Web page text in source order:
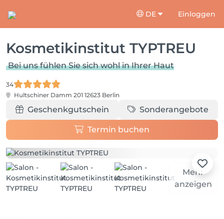
DE Einloggen
Kosmetikinstitut TYPTREU
Bei uns fühlen Sie sich wohl in Ihrer Haut
34
Hultschiner Damm 201 12623 Berlin
Geschenkgutschein Sonderangebote
Termin buchen
Mehr
anzeigen